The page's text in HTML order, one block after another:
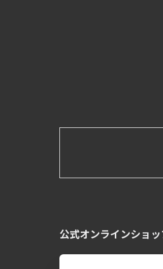
公式オンラインショ